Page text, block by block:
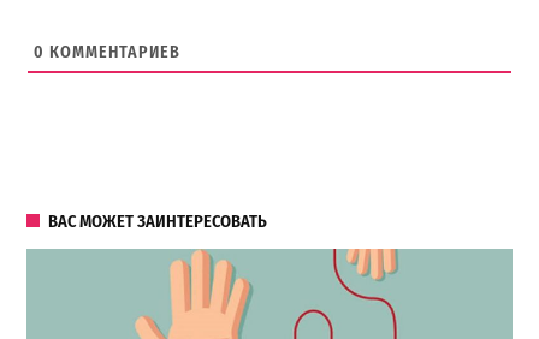
0 КОММЕНТАРИЕВ
ВАС МОЖЕТ ЗАИНТЕРЕСОВАТЬ